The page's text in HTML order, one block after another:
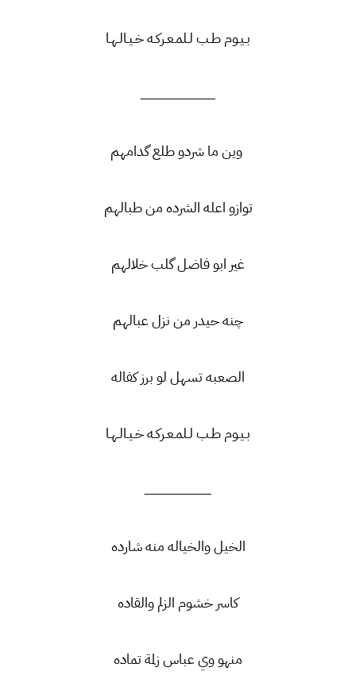
بـيـوم طـب لـلمـعـركـه خـيـالـهـا
ـــــــــــــــــــــــــــــــــــــــــــــــ
وين ما شردو طلع گدامهم
توازو اعله الشرده من طبالهم
غير ابو فاضل گلب خلالهم
چنه حيدر من نزل عبالهم
الصعبه تسهل لو برز كفاله
بـيـوم طـب لـلمـعـركـه خـيـالـهـا
ــــــــــــــــــــــــــــــــــــــــــ
الخيل والخياله منه شارده
كاسر خشوم الزلم والقاده
منهو وي عباس زلمة تماده